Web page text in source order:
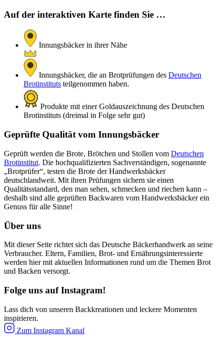
Auf der interaktiven Karte finden Sie …
Innungsbäcker in ihrer Nähe
Innungsbäcker, die an Brotprüfungen des Deutschen
Brotinstituts teilgenommen haben.
Produkte mit einer Goldauszeichnung des Deutschen
Brotinstituts (dreimal in Folge sehr gut)
Geprüfte Qualität vom Innungsbäcker
Geprüft werden die Brote, Brötchen und Stollen vom Deutschen
Brotinstitut. Die hochqualifizierten Sachverständigen, sogenannte
„Brotprüfer“, testen die Brote der Handwerksbäcker
deutschlandweit. Mit ihren Prüfungen sichern sie einen
Qualitätsstandard, den man sehen, schmecken und riechen kann –
deshalb sind alle geprüften Backwaren vom Handwerksbäcker ein
Genuss für alle Sinne!
Über uns
Mit dieser Seite richtet sich das Deutsche Bäckerhandwerk an seine
Verbraucher. Eltern, Familien, Brot- und Ernährungsinteressierte
werden hier mit aktuellen Informationen rund um die Themen Brot
und Backen versorgt.
Folge uns auf Instagram!
Lass dich von unseren Backkreationen und leckere Momenten
inspirieren.
Zum Instagram Kanal